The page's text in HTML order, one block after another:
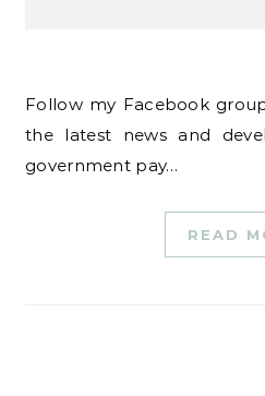
Follow my Facebook group to stay up to date on
the latest news and
government pay…
READ